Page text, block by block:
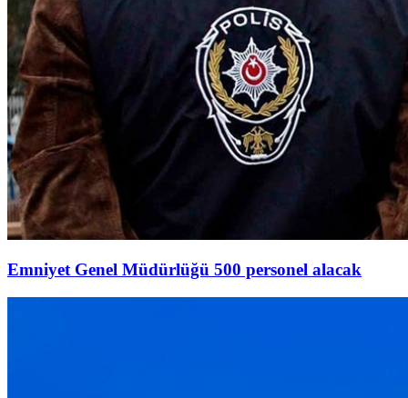
Emniyet Genel Müdürlüğü 500 personel alacak